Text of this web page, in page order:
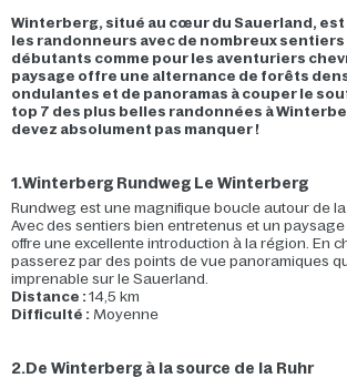
Winterberg, situé au cœur du Sauerland,
les randonneurs avec de nombreux sentiers
débutants comme pour les aventuriers
paysage offre une alternance de forêts
ondulantes et de panoramas à couper le
top 7 des plus belles randonnées à
devez absolument pas manquer !
1.Winterberg Rundweg Le Winterberg
Rundweg est une magnifique boucle autour de
Avec des sentiers bien entretenus et un
offre une excellente introduction à la région. En
passerez par des points de vue panoramiques
imprenable sur le Sauerland.
Distance :14,5 km
Difficulté : Moyenne
2.De Winterberg à la source de la Ruhr